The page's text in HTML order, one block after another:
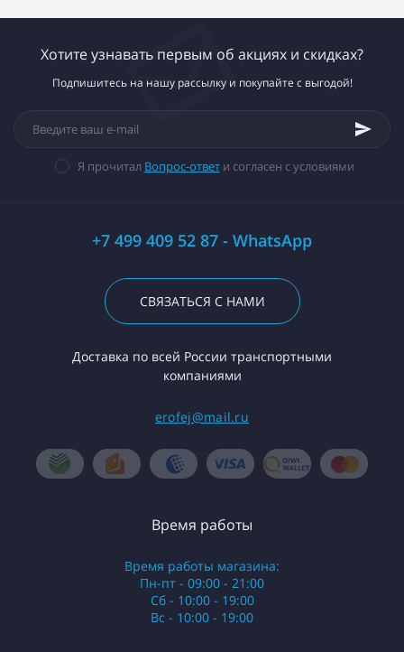
Хотите узнавать первым об акциях и скидках?
Подпишитесь на нашу рассылку и покупайте с выгодой!
Я прочитал Вопрос-ответи согласен с условиями
+7 499 409 52 87 - WhatsApp
СВЯЗАТЬСЯ С НАМИ
Доставка по всей России транспортными
компаниями
erofej@mail.ru
Время работы
Время работы магазина:
Пн-пт - 09:00 - 21:00
Сб - 10:00 - 19:00
Вс - 10:00 - 19:00